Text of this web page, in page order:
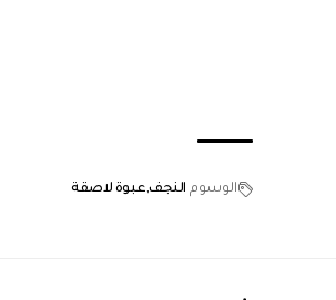
الوسوم النجف عبوة لاصقة